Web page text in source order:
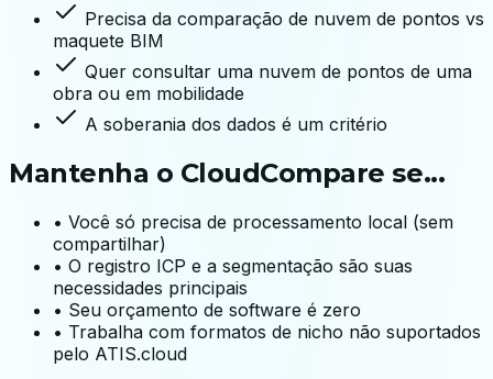
Precisa da comparação de nuvem de pontos vs
maquete BIM
Quer consultar uma nuvem de pontos de uma
obra ou em mobilidade
A soberania dos dados é um critério
Mantenha o CloudCompare se...
• Você só precisa de processamento local (sem
compartilhar)
• O registro ICP e a segmentação são suas
necessidades principais
• Seu orçamento de software é zero
• Trabalha com formatos de nicho não suportados
pelo ATIS.cloud